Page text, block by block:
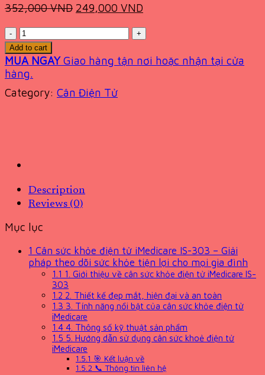
352,000VND Original
249,000 VND
is:
Quantity
Add to cart
MUA NGAY Giao hàng tận nơi hoặc nhận tại cửa
hàng.
Category: Cân Điện Tử
Description
Reviews (0)
Mục lục
1 Cân sức khỏe điện tử iMedicare IS-303 – Giải
pháp theo dõi sức khỏe tiện lợi cho mọi gia đình
1.1 1. Giới thiệu về cân sức khỏe điện tử iMedicare IS-
303
1.2 2. Thiết kế đẹp mắt, hiện đại và an toàn
1.3 3. Tính năng nổi bật của cân sức khỏe điện tử
iMedicare
1.4 4. Thông số kỹ thuật sản phẩm
1.5 5. Hướng dẫn sử dụng cân sức khoẻ điện tử
iMedicare
1.5.1 🎯 Kết luận về
1.5.2 📞 Thông tin liên hệ